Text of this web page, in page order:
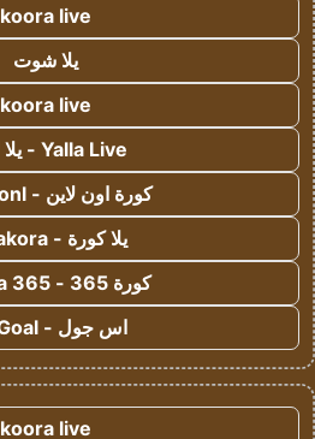
koora live
يلا شوت
koora live
Yalla Live - يلا لايف
كورة اون لاين - koora onl
يلا كورة - yallakora
كورة 365 - kooora 365
اس جول - AS Goal
koora live